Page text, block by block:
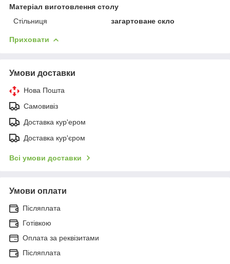
Матеріал виготовлення столу
Стільниця
загартоване скло
Приховати
Умови доставки
Нова Пошта
Самовивіз
Доставка кур'ером
Доставка кур'єром
Всі умови доставки
Умови оплати
Післяплата
Готівкою
Оплата за реквізитами
Післяплата